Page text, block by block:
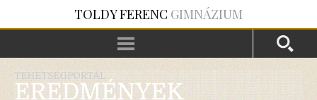
TOLDY FERENC GIMNÁZIUM